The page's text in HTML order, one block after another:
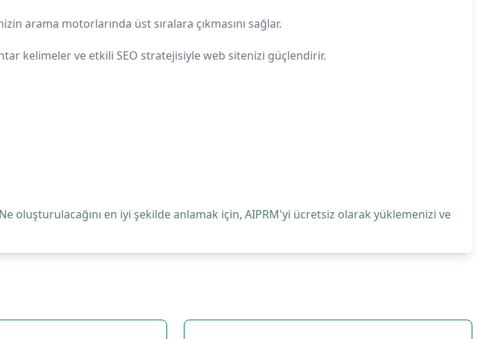
arama motorlarında üst sıralara çıkmasını sağlar.
kelimeler ve etkili SEO stratejisiyle web sitenizi güçlendirir.
oluşturulacağını en iyi şekilde anlamak için, AIPRM'yi ücretsiz olarak yüklemenizi ve